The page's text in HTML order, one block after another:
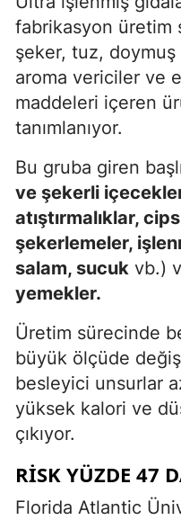
fabrikasyon üretim
şeker, tuz,
aroma vericiler ve
maddeleri içeren
tanımlanıyor.
Bu gruba giren
ve şekerli
atıştırmalıklar,
şekerlemeler,
salam, sucuk vb.)
yemekler.
Üretim sürecinde
büyük ölçüde
besleyici unsurlar
yüksek kalori ve
çıkıyor.
RISK YÜZDE 47
Florida Atlantic